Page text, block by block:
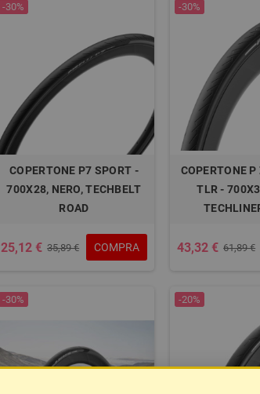
-30%
COPERTONE P7 SPORT -
700X28, NERO, TECHBELT
ROAD
25,12 € 35,89 € COMPRA
-30%
COPERTONE P
TLR -
43,32 € 61,89 €
-30% -20%